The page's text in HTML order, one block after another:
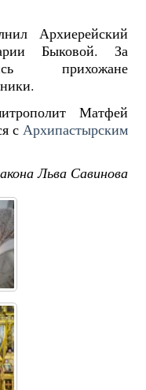
Архиерейский
Быковой. За
прихожане
Матфей
с Архипастырским
Льва Савинова